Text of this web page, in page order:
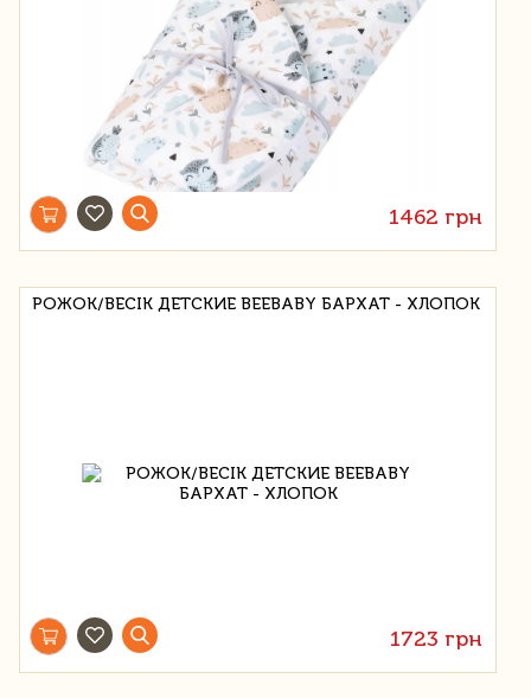
1462 грн
РОЖОК/BECIK ДЕТСКИЕ BEEBABY БАРХАТ - ХЛОПОК
1723 грн